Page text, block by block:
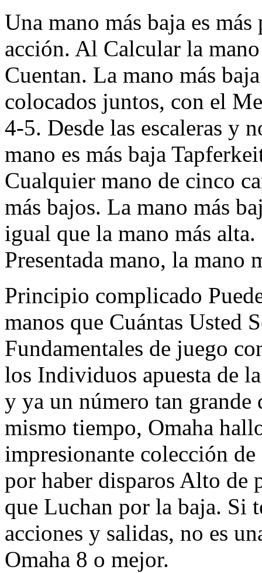
Una mano más baja es
acción. Al Calcular la
Cuentan. La mano más
colocados juntos, con el
4-5. Desde las escaleras y
mano es más baja
Cualquier mano de cinco
más bajos. La mano más
igual que la mano más
Presentada mano, la mano
Principio complicado
manos que Cuántas Usted
Fundamentales de juego
los Individuos apuesta de
y ya un número tan
mismo tiempo, Omaha
impresionante colección
por haber disparos Alto de
que Luchan por la baja. Si
acciones y salidas, no es
Omaha 8 o mejor.